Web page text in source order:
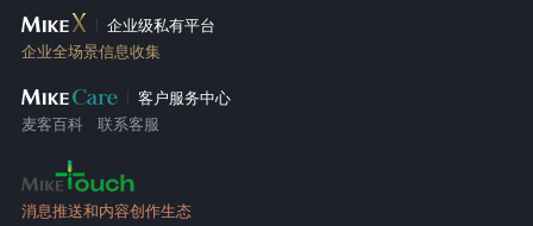
企业级私有平台
企业全场景信息收集
客户服务中心
麦客百科
联系客服
消息推送和内容创作生态